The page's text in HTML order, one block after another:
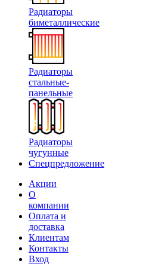
Радиаторы
биметаллические
Радиаторы
стальные-
панельные
Радиаторы
чугунные
Спецпредложение
Акции
О
компании
Оплата и
доставка
Клиентам
Контакты
Вход